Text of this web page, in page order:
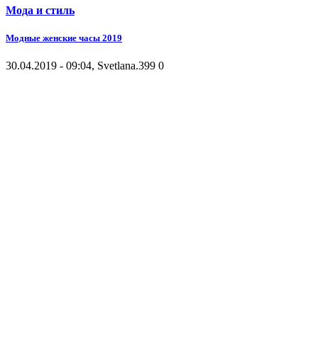
Мода и стиль
Модные женские часы 2019
30.04.2019 - 09:04, Svetlana.399 0